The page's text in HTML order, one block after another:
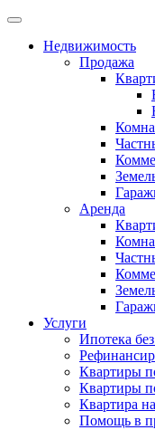
Недвижимость
Продажа
Аренда
Услуги
Ипотека
Квартиры
Квартиры
Квартира
Помощь в